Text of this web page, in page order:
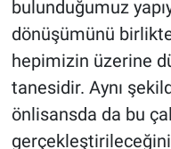
bulunduğumuz
dönüşümünü
hepimizin üzerine
tanesidir. Aynı
önlisansda da bu